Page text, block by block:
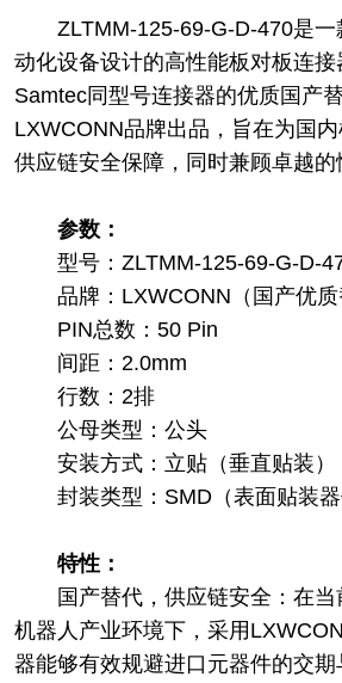
ZLTMM-125-69-G-D-470是一
动化设备设计的高性能板对板连
Samtec同型号连接器的优质国产
LXWCONN品牌出品，旨在为国
供应链安全保障，同时兼顾卓越的
参数：
型号：ZLTMM-125-69-G-D-
品牌：LXWCONN（国产优质
PIN总数：50 Pin
间距：2.0mm
行数：2排
公母类型：公头
安装方式：立贴（垂直贴装）
封装类型：SMD（表面贴装器
特性：
国产替代，供应链安全：在当
机器人产业环境下，采用
器能够有效规避进口元器件的交期